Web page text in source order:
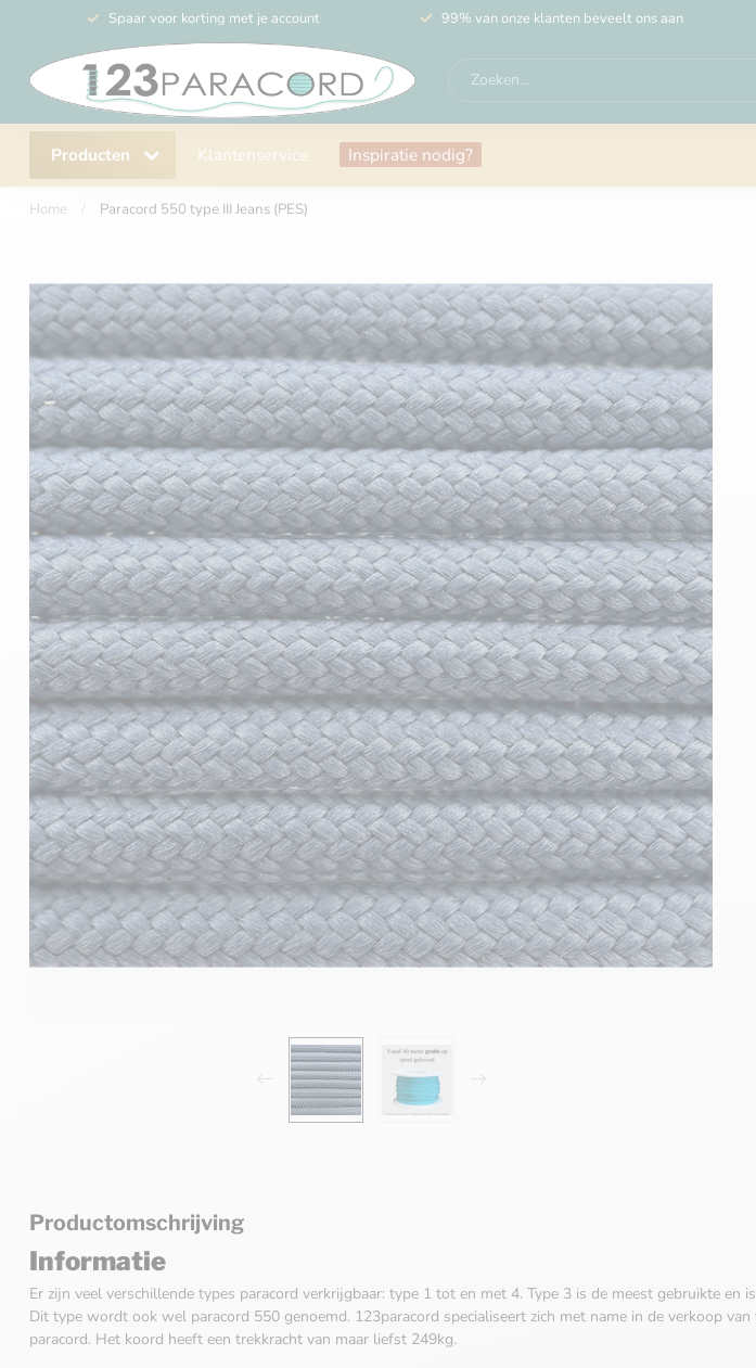
Spaar voor korting met je account 99% van onze klanten beveelt ons aan
Producten Klantenservice Inspiratie nodig?
Home Paracord 550 type III Jeans (PES)
Productomschrijving
Informatie
Er zijn veel verschillende types paracord verkrijgbaar: type 1 tot en met 4. Type 3 is de meest gebruikte en
Dit type wordt ook wel paracord 550 genoemd. 123paracord specialiseert zich met name in de verkoop van
paracord. Het koord heeft een trekkracht van maar liefst 249kg.